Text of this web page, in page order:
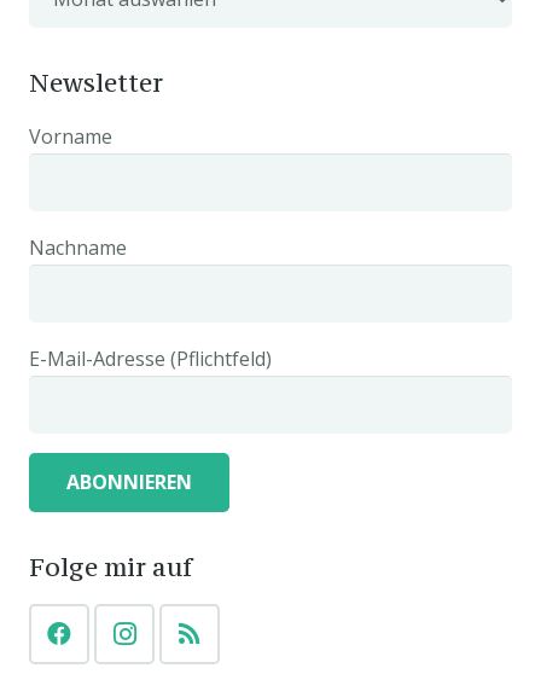
Newsletter
Vorname
Nachname
E-Mail-Adresse (Pflichtfeld)
Folge mir auf